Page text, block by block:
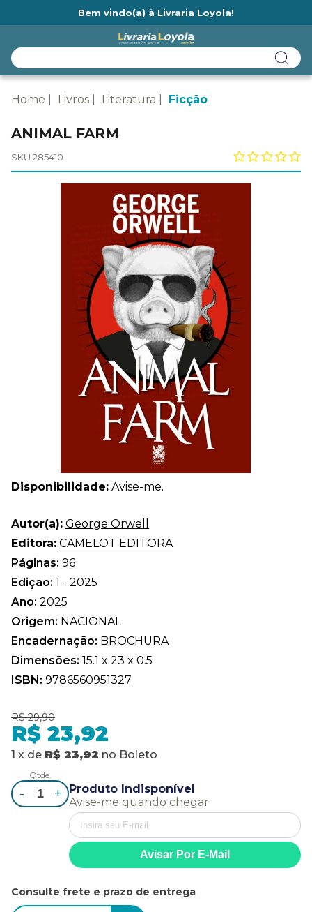
Bem vindo(a) à Livraria Loyola!
Home Livros Literatura Ficção
ANIMAL FARM
SKU 285410
Disponibilidade: Avise-me.
Autor(a): George Orwell
Editora: CAMELOT EDITORA
Páginas: 96
Edição: 1 - 2025
Ano: 2025
Origem: NACIONAL
Encadernação: BROCHURA
Dimensões: 15.1 x 23 x 0.5
ISBN: 9786560951327
R$ 29,90
R$ 23,92
1 x de R$ 23,92 no Boleto
Qtde.
- +
Produto Indisponível
Avise-me quando chegar
Consulte frete e prazo de entrega